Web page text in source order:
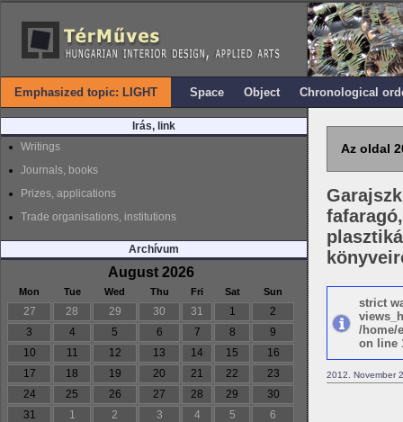
Emphasized topic: LIGHT Space Object Chronological
Irás, link
Writings
Journals, books
Prizes, applications
Trade organisations, institutions
Archívum
August 2026
Mon Tue Wed Thu Fri Sat Sun
27 28 29 30 31 1
2
3
4 5 6 7 8
9
10
11 12 13 14 15
16
17
18 19 20 21 22
23
24
25 26 27 28 29
30
31
1 2 3 4 5 6
Az oldal
strict
/home/
on line
2012. November